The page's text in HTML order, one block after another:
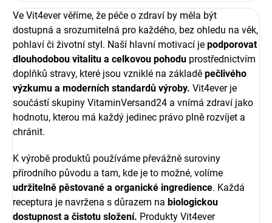
Ve Vit4ever věříme, že péče o zdraví by měla být
dostupná a srozumitelná pro každého, bez ohledu na věk,
pohlaví či životní styl. Naší hlavní motivací je podporovat
dlouhodobou vitalitu a celkovou pohodu prostřednictvím
doplňků stravy, které jsou vzniklé na základě pečlivého
výzkumu a moderních standardů výroby. Vit4ever je
součástí skupiny VitaminVersand24 a vnímá zdraví jako
hodnotu, kterou má každý jedinec právo plně rozvíjet a
chránit.
K výrobě produktů používáme převážně suroviny
přírodního původu a tam, kde je to možné, volíme
udržitelně pěstované a organické ingredience. Každá
receptura je navržena s důrazem na biologickou
dostupnost a čistotu složení. Produkty Vit4ever